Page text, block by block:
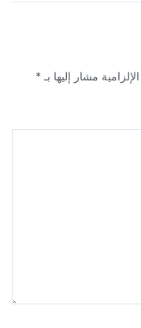
مشار إليها بـ *